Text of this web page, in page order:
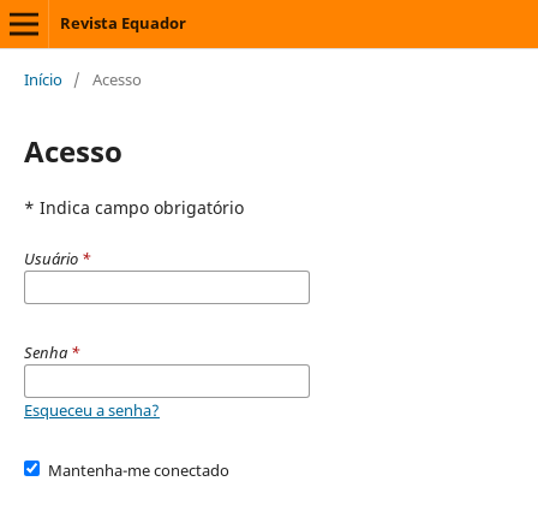
Revista Equador
Início / Acesso
Acesso
* Indica campo obrigatório
Usuário *
Senha *
Esqueceu a senha?
Mantenha-me conectado